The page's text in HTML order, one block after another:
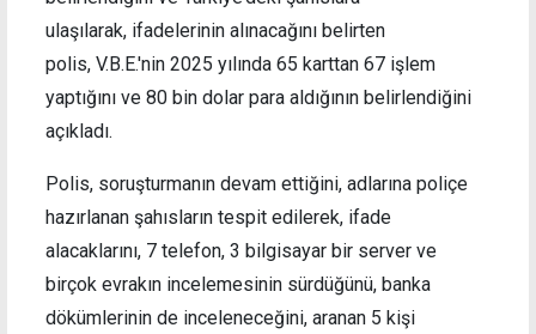
ulaşılarak, ifadelerinin alınacağını belirten
polis, V.B.E.'nin 2025 yılında 65 karttan 67 işlem
yaptığını ve 80 bin dolar para aldığının belirlendiğini
açıkladı.
Polis, soruşturmanın devam ettiğini, adlarına poliçe
hazırlanan şahısların tespit edilerek, ifade
alacaklarını, 7 telefon, 3 bilgisayar bir server ve
birçok evrakın incelemesinin sürdüğünü, banka
dökümlerinin de inceleneceğini, aranan 5 kişi